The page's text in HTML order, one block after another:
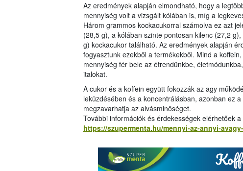
Az eredmények alapján elmondható, hogy a
mennyiség volt a vizsgált kólában is, míg a
Három grammos kockacukorral számolva ez azt
(28,5 g), a kólában szinte pontosan kilenc (27,2
g) kockacukor található. Az eredmények alapján
fogyasztunk ezekből a termékekből. Mind a
mennyiség fér bele az étrendünkbe,
italokat.
A cukor és a koffein együtt fokozzák az agy
leküzdésében és a koncentrálásban, azonban ez
megzavarhatja az alvásminőséget.
További információk és érdekességek elérhetőek
https://szupermenta.hu/mennyi-az-annyi-